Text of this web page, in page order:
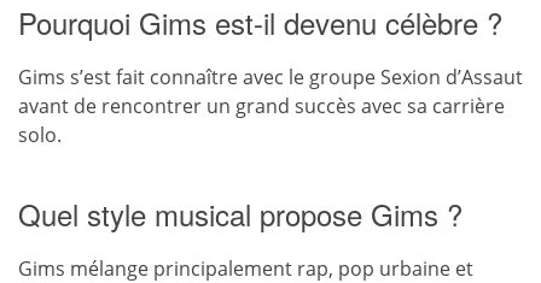
Pourquoi Gims est-il devenu célèbre ?
Gims s’est fait connaître avec le groupe Sexion d’Assaut
avant de rencontrer un grand succès avec sa carrière
solo.
Quel style musical propose Gims ?
Gims mélange principalement rap, pop urbaine et